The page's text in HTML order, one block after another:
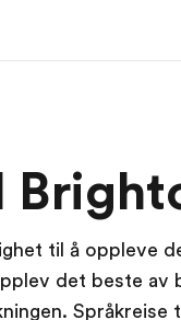
Se alt vi tilbyr
til å oppleve
det beste av